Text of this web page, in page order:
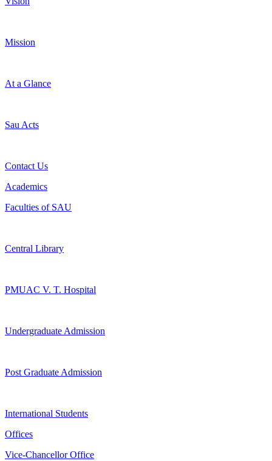
Mission
At a Glance
Sau Acts
Contact Us
Academics
Faculties of SAU
Central Library
PMUAC V. T. Hospital
Undergraduate Admission
Post Graduate Admission
International Students
Offices
Vice-Chancellor Office